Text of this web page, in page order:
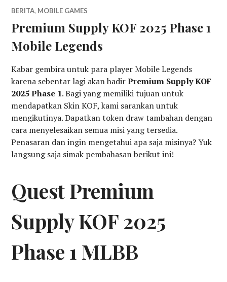
BERITA, MOBILE GAMES
Premium Supply KOF 2025 Phase 1
Mobile Legends
Kabar gembira untuk para player Mobile Legends
karena sebentar lagi akan hadirPremium Supply KOF
2025 Phase 1. Bagi yang memiliki tujuan untuk
mendapatkan Skin KOF, kami sarankan untuk
mengikutinya. Dapatkan token draw tambahan dengan
cara menyelesaikan semua misi yang tersedia.
Penasaran dan ingin mengetahui apa saja misinya? Yuk
langsung saja simak pembahasan berikut ini!
Quest Premium
Supply KOF 2025
Phase 1 MLBB